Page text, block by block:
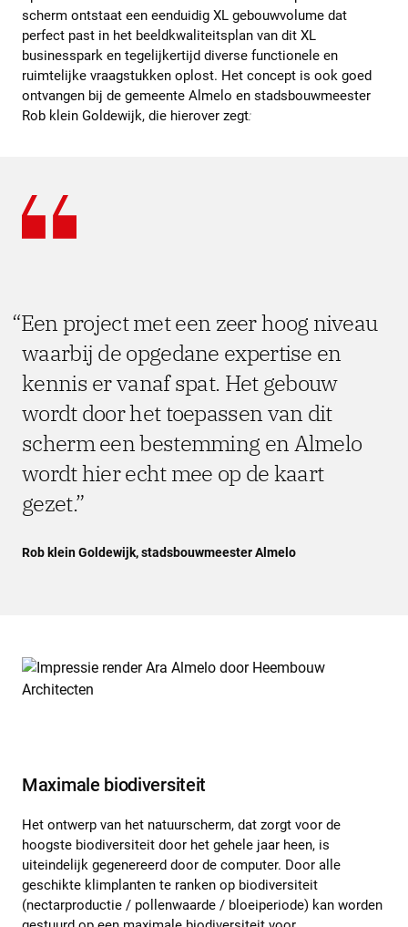
scherm ontstaat een eenduidig XL gebouwvolume dat
perfect past in het beeldkwaliteitsplan van dit XL
businesspark en tegelijkertijd diverse functionele en
ruimtelijke vraagstukken oplost. Het concept is ook goed
ontvangen bij de gemeente Almelo en stadsbouwmeester
Rob klein Goldewijk, die hierover zegt:
Een project met een zeer hoog niveau
waarbij de opgedane expertise en
kennis er vanaf spat. Het gebouw
wordt door het toepassen van dit
scherm een bestemming en Almelo
wordt hier echt mee op de kaart
gezet.
Rob klein Goldewijk, stadsbouwmeester Almelo
Maximale biodiversiteit
Het ontwerp van het natuurscherm, dat zorgt voor de
hoogste biodiversiteit door het gehele jaar heen, is
uiteindelijk gegenereerd door de computer. Door alle
geschikte klimplanten te ranken op biodiversiteit
(nectarproductie / pollenwaarde / bloeiperiode) kan worden